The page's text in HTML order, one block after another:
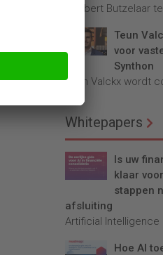
Robbert Butzelaar
Teun
voor
Synthon
Teun Valckx wordt
Whitepapers
Is uw
klaar
stappen
afsluiting
Artificial
Hoe AI